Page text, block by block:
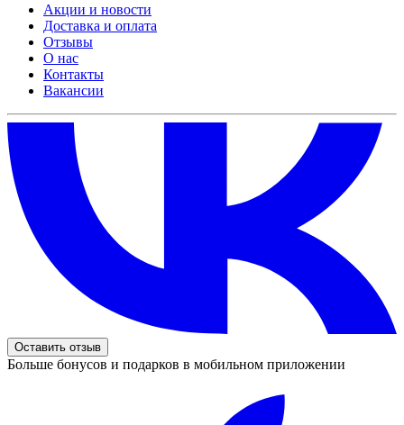
Акции и новости
Доставка и оплата
Отзывы
О нас
Контакты
Вакансии
Оставить отзыв
Больше бонусов и подарков в мобильном приложении